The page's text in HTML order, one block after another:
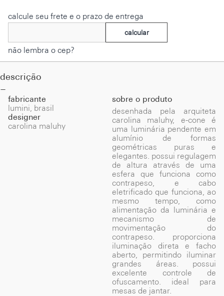
calcule seu frete e o prazo de entrega
calcular
não lembra o cep?
descrição
fabricante
lumini, brasil
designer
carolina maluhy
sobre o produto
desenhada pela arquiteta
carolina maluhy, e-cone é
uma luminária pendente em
alumínio de formas
geométricas puras e
elegantes. possui regulagem
de altura através de uma
esfera que funciona como
contrapeso, e cabo
eletrificado que funciona, ao
mesmo tempo, como
alimentação da luminária e
mecanismo de
movimentação do
contrapeso. proporciona
iluminação direta e facho
aberto, permitindo iluminar
grandes áreas. possui
excelente controle de
ofuscamento. ideal para
mesas de jantar.